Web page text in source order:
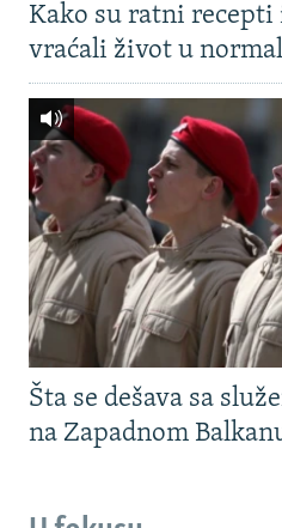
Kako su ratni
vraćali život u
Šta se dešava sa
na Zapadnom